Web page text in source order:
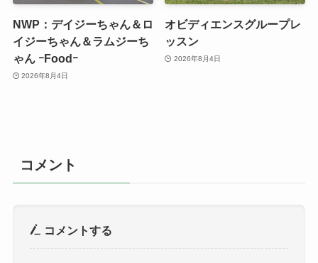
NWP：デイジーちゃん＆ロ
イジーちゃん＆ラムジーち
ゃん ｰFoodｰ
2026年8月4日
オビディエンスグループレ
ッスン
2026年8月4日
コメント
コメントする